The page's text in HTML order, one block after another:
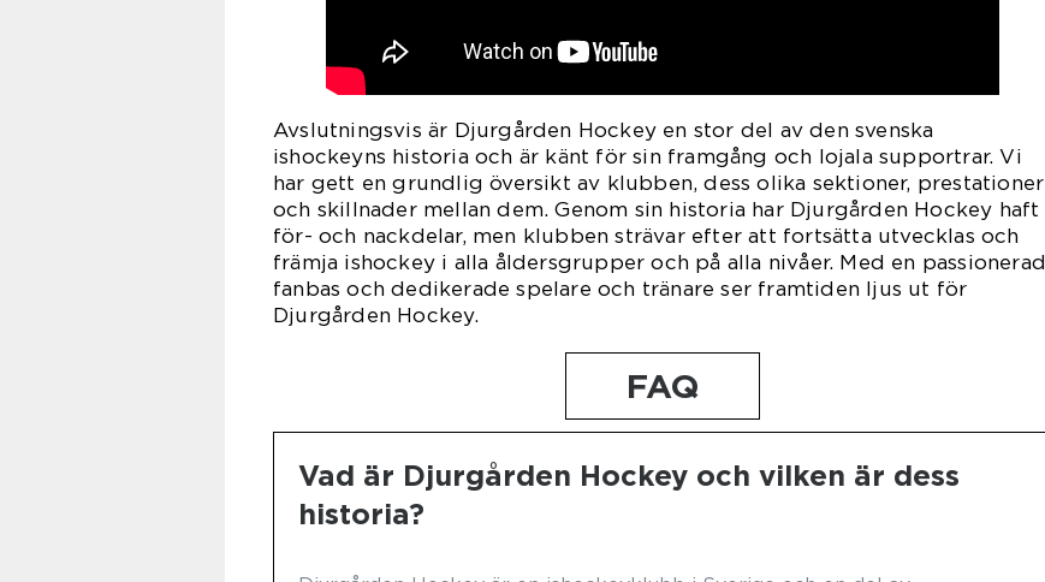
Avslutningsvis är Djurgården Hockey en stor del av den svenska
ishockeyns historia och är känt för sin framgång och lojala supportrar. Vi
har gett en grundlig översikt av klubben, dess olika sektioner, prestationer
och skillnader mellan dem. Genom sin historia har Djurgården Hockey haft
för- och nackdelar, men klubben strävar efter att fortsätta utvecklas och
främja ishockey i alla åldersgrupper och på alla nivåer. Med en passionerad
fanbas och dedikerade spelare och tränare ser framtiden ljus ut för
Djurgården Hockey.
FAQ
Vad är Djurgården Hockey och vilken är dess
historia?